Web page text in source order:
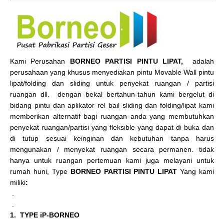
Kami Perusahan BORNEO PARTISI PINTU LIPAT, adalah
perusahaan yang khusus menyediakan pintu Movable Wall pintu
lipat/folding dan sliding untuk penyekat ruangan / partisi
ruangan dll. dengan bekal bertahun-tahun kami bergelut di
bidang pintu dan aplikator rel bail sliding dan folding/lipat kami
memberikan alternatif bagi ruangan anda yang membutuhkan
penyekat ruangan/partisi yang fleksible yang dapat di buka dan
di tutup sesuai keinginan dan kebutuhan tanpa harus
mengunakan / menyekat ruangan secara permanen. tidak
hanya untuk ruangan pertemuan kami juga melayani untuk
rumah huni, Type BORNEO PARTISI PINTU LIPAT Yang kami
miliki:
1. TYPE iP-BORNEO